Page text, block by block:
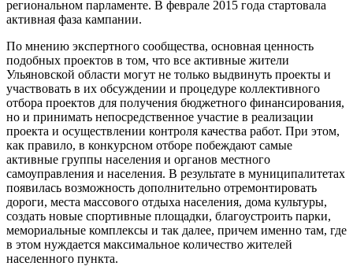
региональном парламенте. В феврале 2015 года стартовала
активная фаза кампании.
По мнению экспертного сообщества, основная ценность
подобных проектов в том, что все активные жители
Ульяновской области могут не только выдвинуть проекты и
участвовать в их обсуждении и процедуре коллективного
отбора проектов для получения бюджетного финансирования,
но и принимать непосредственное участие в реализации
проекта и осуществлении контроля качества работ. При этом,
как правило, в конкурсном отборе побеждают самые
активные группы населения и органов местного
самоуправления и населения. В результате в муниципалитетах
появилась возможность дополнительно отремонтировать
дороги, места массового отдыха населения, дома культуры,
создать новые спортивные площадки, благоустроить парки,
мемориальные комплексы и так далее, причем именно там, где
в этом нуждается максимальное количество жителей
населенного пункта.